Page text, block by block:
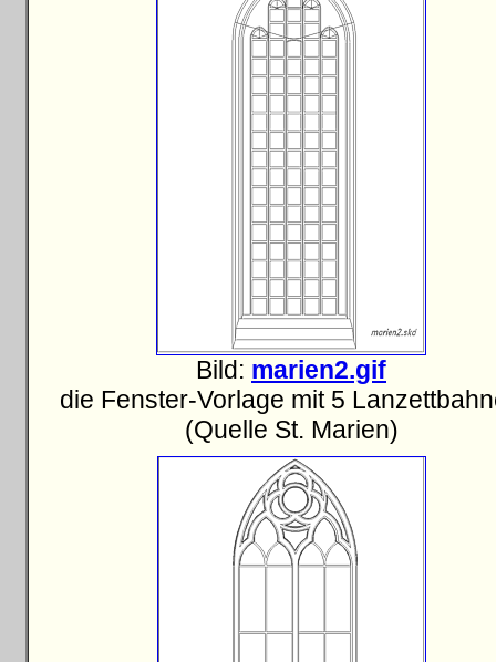
Bild: marien2.gif
die Fenster-Vorlage mit 5
(Quelle St. Marien)